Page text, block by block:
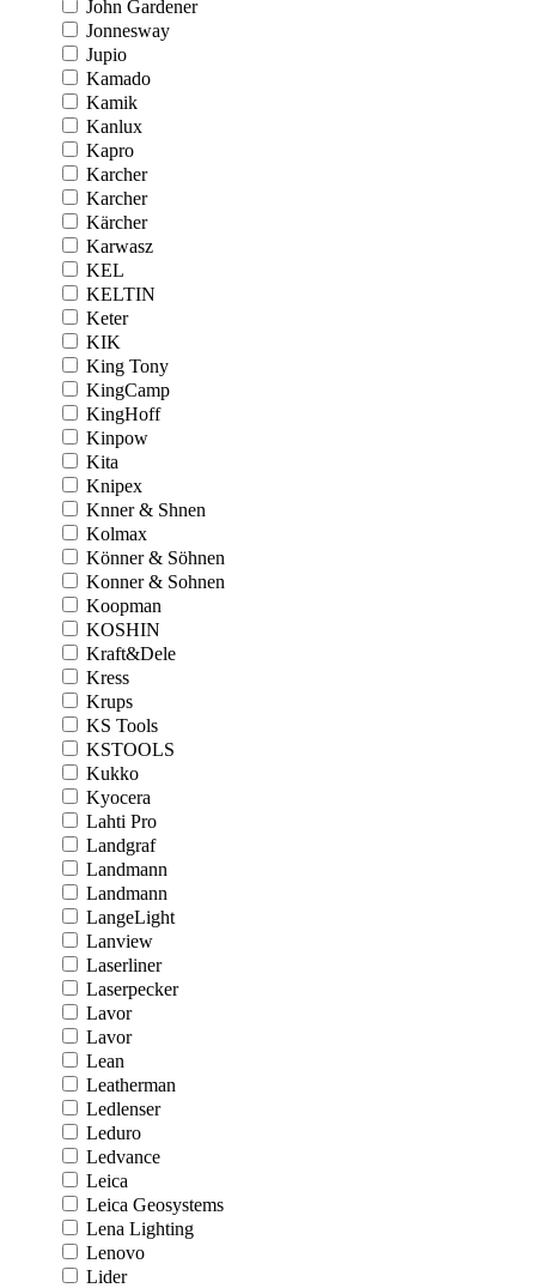
John Gardener
Jonnesway
Jupio
Kamado
Kamik
Kanlux
Kapro
Karcher
Karcher
Kärcher
Karwasz
KEL
KELTIN
Keter
KIK
King Tony
KingCamp
KingHoff
Kinpow
Kita
Knipex
Knner & Shnen
Kolmax
Könner & Söhnen
Konner & Sohnen
Koopman
KOSHIN
Kraft&Dele
Kress
Krups
KS Tools
KSTOOLS
Kukko
Kyocera
Lahti Pro
Landgraf
Landmann
Landmann
LangeLight
Lanview
Laserliner
Laserpecker
Lavor
Lavor
Lean
Leatherman
Ledlenser
Leduro
Ledvance
Leica
Leica Geosystems
Lena Lighting
Lenovo
Lider